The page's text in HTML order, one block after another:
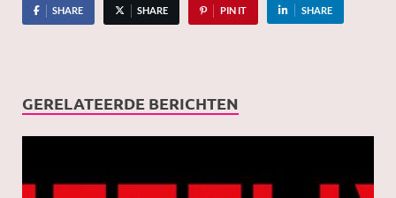
SHARE SHARE PIN IT SHARE
GERELATEERDE BERICHTEN